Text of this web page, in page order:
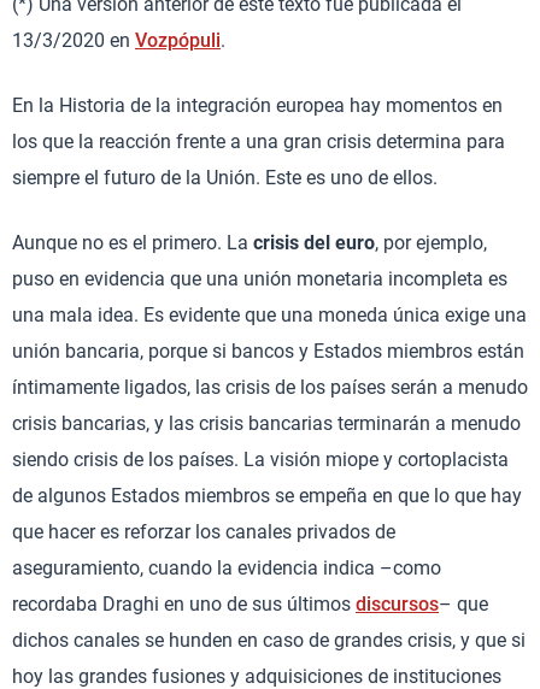
13/3/2020 en Vozpópuli.
En la Historia de la integración europea hay momentos en
los que la reacción frente a una gran crisis determina para
siempre el futuro de la Unión. Este es uno de ellos.
Aunque no es el primero. La crisis del euro, por ejemplo,
puso en evidencia que una unión monetaria incompleta es
una mala idea. Es evidente que una moneda única exige una
unión bancaria, porque si bancos y Estados miembros están
íntimamente ligados, las crisis de los países serán a menudo
crisis bancarias, y las crisis bancarias terminarán a menudo
siendo crisis de los países. La visión miope y cortoplacista
de algunos Estados miembros se empeña en que lo que hay
que hacer es reforzar los canales privados de
aseguramiento, cuando la evidencia indica –como
recordaba Draghi en uno de sus últimos discursos– que
dichos canales se hunden en caso de grandes crisis, y que si
hoy las grandes fusiones y adquisiciones de instituciones